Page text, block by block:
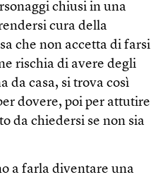
chiusi in una
cura della
che non accetta di farsi
rischia di avere degli
da casa, si trova così
dovere, poi per attutire
da chiedersi se non sia
a farla diventare una